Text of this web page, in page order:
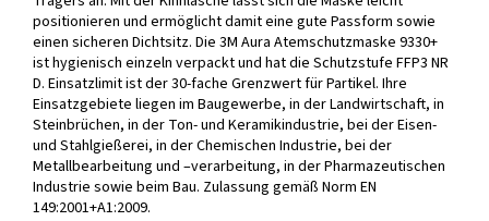
positionieren und ermöglicht damit eine gute Passform sowie
einen sicheren Dichtsitz. Die 3M Aura Atemschutzmaske 9330+
ist hygienisch einzeln verpackt und hat die Schutzstufe FFP3 NR
D. Einsatzlimit ist der 30-fache Grenzwert für Partikel. Ihre
Einsatzgebiete liegen im Baugewerbe, in der Landwirtschaft, in
Steinbrüchen, in der Ton- und Keramikindustrie, bei der Eisen-
und Stahlgießerei, in der Chemischen Industrie, bei der
Metallbearbeitung und –verarbeitung, in der Pharmazeutischen
Industrie sowie beim Bau. Zulassung gemäß Norm EN
149:2001+A1:2009.